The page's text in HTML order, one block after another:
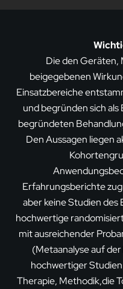
Die den Geräten,
beigegebenen
Einsatzbereiche
und begründen sich als
begründeten
Den Aussagen liegen
Erfahrungsberichte
aber keine Studien des
hochwertige
mit ausreichender
(Metaanalyse auf
hochwertiger
Therapie, Methodik,die